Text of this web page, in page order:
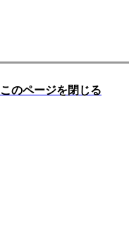
このページを閉じる